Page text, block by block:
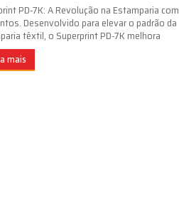
PD-7K: A Revolução na Estamparia com
Desenvolvido para elevar o padrão da
têxtil, o Superprint PD-7K melhora
mais